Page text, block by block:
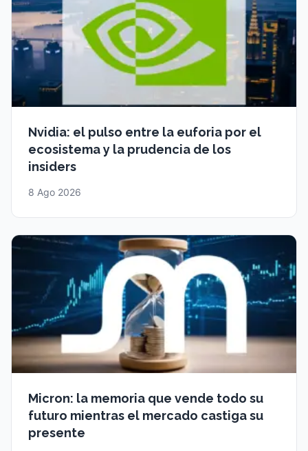
Nvidia: el pulso entre la euforia por el
ecosistema y la prudencia de los
insiders
8 Ago 2026
Micron: la memoria que vende todo su
futuro mientras el mercado castiga su
presente